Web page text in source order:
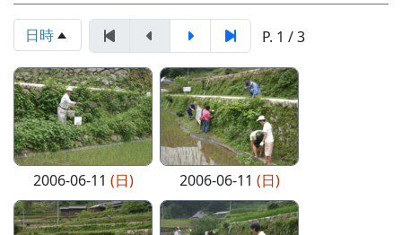
日時 P. 1 / 3
2006-06-11 (日) 2006-06-11 (日)